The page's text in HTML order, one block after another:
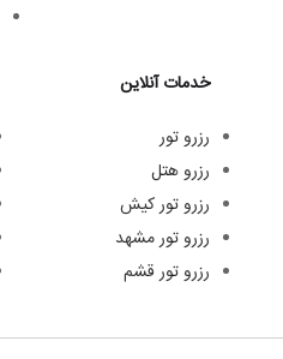
خدمات آنلاین
رزرو تور
رزرو هتل
رزرو تور کیش
رزرو تور مشهد
رزرو تور قشم